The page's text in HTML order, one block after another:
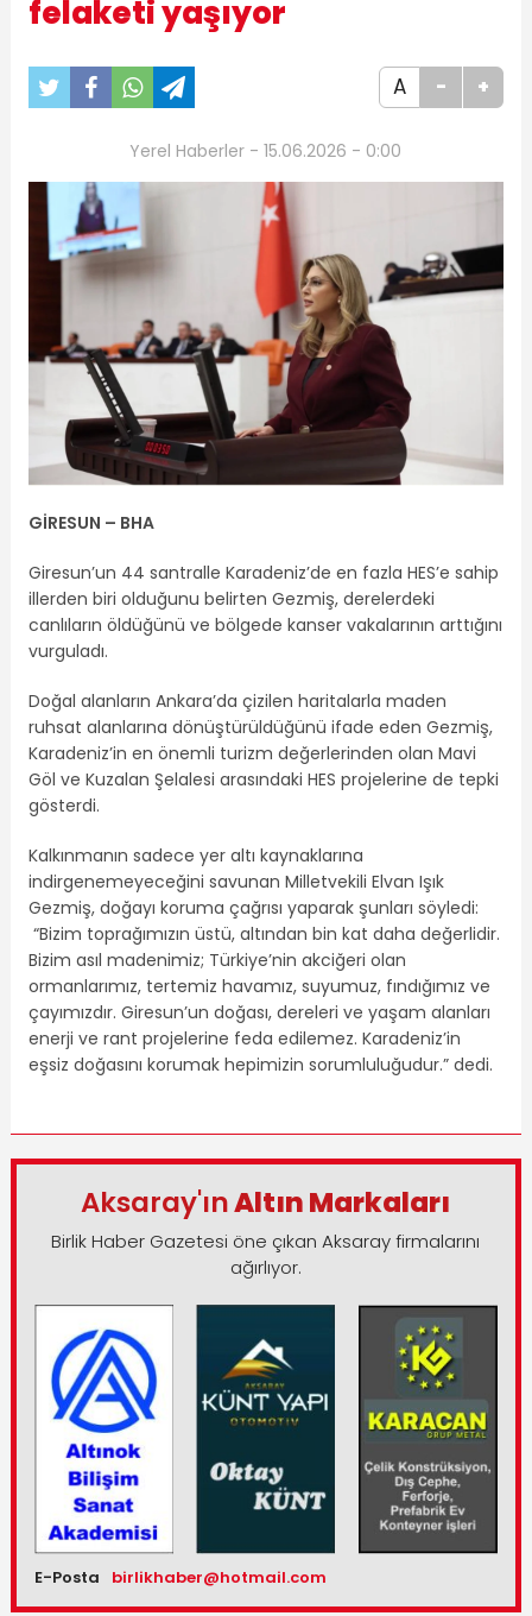
felaketi yaşıyor
A - +
Yerel Haberler - 15.06.2026 - 0:00
GİRESUN – BHA
Giresun’un 44 santralle Karadeniz’de en fazla HES’e sahip
illerden biri olduğunu belirten Gezmiş, derelerdeki
canlıların öldüğünü ve bölgede kanser vakalarının arttığını
vurguladı.
Doğal alanların Ankara’da çizilen haritalarla maden
ruhsat alanlarına dönüştürüldüğünü ifade eden Gezmiş,
Karadeniz’in en önemli turizm değerlerinden olan Mavi
Göl ve Kuzalan Şelalesi arasındaki HES projelerine de tepki
gösterdi.
Kalkınmanın sadece yer altı kaynaklarına
indirgenemeyeceğini savunan Milletvekili Elvan Işık
Gezmiş, doğayı koruma çağrısı yaparak şunları söyledi:
“Bizim toprağımızın üstü, altından bin kat daha değerlidir.
Bizim asıl madenimiz; Türkiye’nin akciğeri olan
ormanlarımız, tertemiz havamız, suyumuz, fındığımız ve
çayımızdır. Giresun’un doğası, dereleri ve yaşam alanları
enerji ve rant projelerine feda edilemez. Karadeniz’in
eşsiz doğasını korumak hepimizin sorumluluğudur.” dedi.
Aksaray'ınAltın Markaları
Birlik Haber Gazetesi öne çıkan Aksaray firmalarını
ağırlıyor.
E-Posta birlikhaber@hotmail.com